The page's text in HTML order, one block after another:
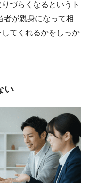
づらくなるというト
者が親身になって相
てくれるかをしっか
い